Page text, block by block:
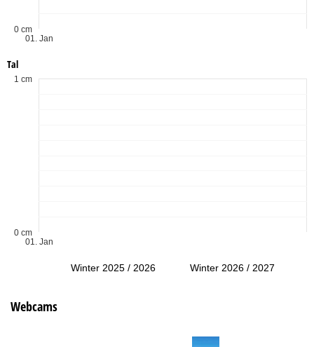
01. Jan
0 cm
Tal
01. Jan
0 cm
1 cm
Winter 2025 / 2026 Winter 2026 / 2027
Webcams